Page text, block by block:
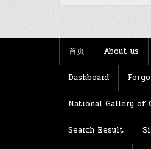
首页 About us
Dashboard
National Gallery of
Search Result